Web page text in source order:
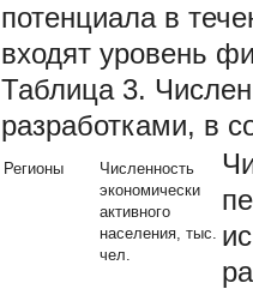
потенциала в
входят уровень
Таблица 3.
разработками, в
Регионы
Численность
экономически
активного
населения, тыс.
чел.